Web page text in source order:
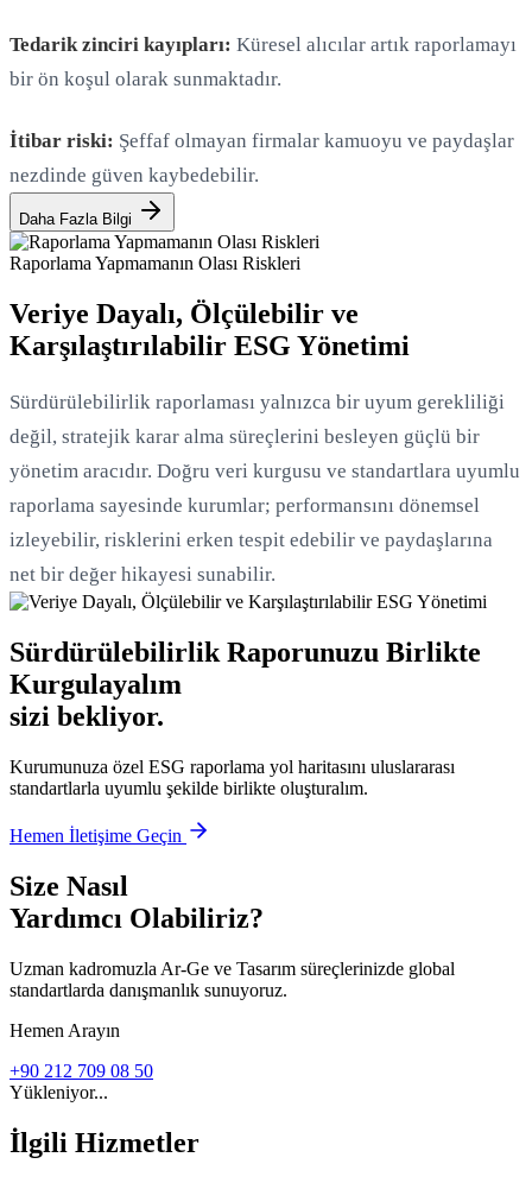
Tedarik zinciri kayıpları: Küresel alıcılar artık raporlamayı
bir ön koşul olarak sunmaktadır.
İtibar riski: Şeffaf olmayan firmalar kamuoyu ve paydaşlar
nezdinde güven kaybedebilir.
Daha Fazla Bilgi
Raporlama Yapmamanın Olası Riskleri
Veriye Dayalı, Ölçülebilir ve
Karşılaştırılabilir ESG Yönetimi
Sürdürülebilirlik raporlaması yalnızca bir uyum gerekliliği
değil, stratejik karar alma süreçlerini besleyen güçlü bir
yönetim aracıdır. Doğru veri kurgusu ve standartlara uyumlu
raporlama sayesinde kurumlar; performansını dönemsel
izleyebilir, risklerini erken tespit edebilir ve paydaşlarına
net bir değer hikayesi sunabilir.
Sürdürülebilirlik Raporunuzu Birlikte
Kurgulayalım
sizi bekliyor.
Kurumunuza özel ESG raporlama yol haritasını uluslararası
standartlarla uyumlu şekilde birlikte oluşturalım.
Hemen İletişime Geçin
Size Nasıl
Yardımcı Olabiliriz?
Uzman kadromuzla Ar-Ge ve Tasarım süreçlerinizde global
standartlarda danışmanlık sunuyoruz.
Hemen Arayın
+90 212 709 08 50
Yükleniyor...
İlgili Hizmetler